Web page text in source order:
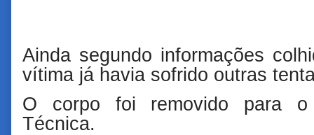
Ainda segundo informações
vítima já havia sofrido outras
O corpo foi removido para o
Técnica.